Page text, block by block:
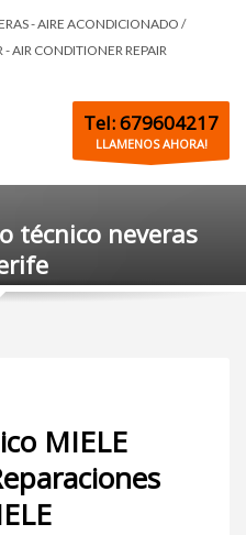
- AIRE ACONDICIONADO /
AIR CONDITIONER REPAIR
Tel: 679604217
LLAMENOS AHORA!
técnico neveras
MIELE